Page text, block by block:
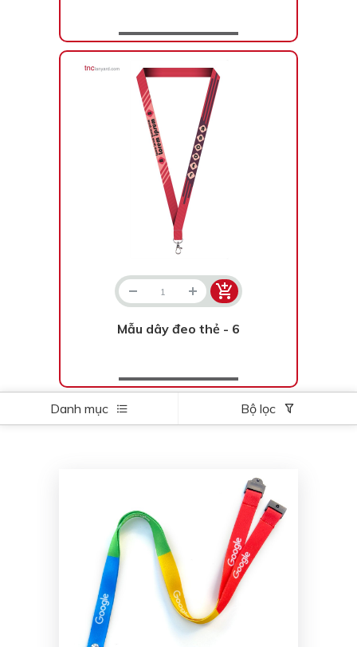
Mẫu dây đeo thẻ - 6
Danh mục Bộ lọc